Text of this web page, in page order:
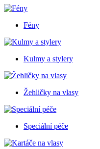
Fény
Kulmy a stylery
Žehličky na vlasy
Speciální péče